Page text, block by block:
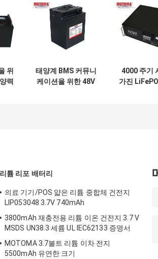
위
력
태양계 BMS 커뮤니
케이션을 위한 48V
4000 주기
가진
리튬 리포 배터리
의료 기기/POS 얇은 리튬 중합체 건전지
LIP053048 3.7V 740mAh
3800mAh 재충전용 리튬 이온 건전지 3.7 V
MSDS UN38.3 세륨 UL IEC62133 증명서
MOTOMA 3.7볼트 리튬 이차 전지
5500mAh 유연한 크기